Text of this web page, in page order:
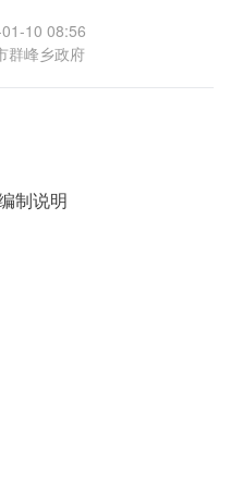
10 08:56
群峰乡政府
制说明